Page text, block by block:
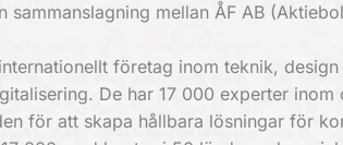
sammanslagning mellan ÅF AB
företag inom teknik,
De har 17 000 experter
för att skapa hållbara lösningar för